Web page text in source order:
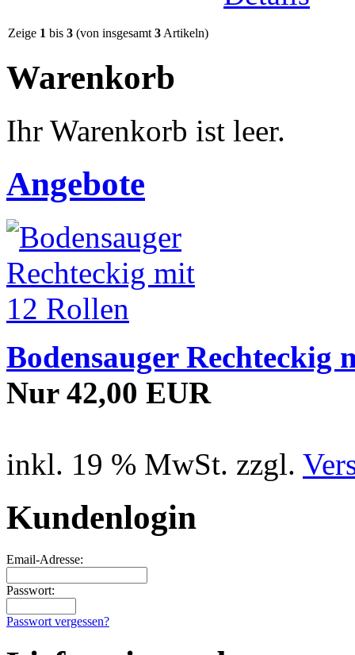
Zeige 1 bis 3 (von insgesamt 3 Artikeln)
Warenkorb
Ihr Warenkorb ist leer.
Angebote
Bodensauger Rechteckig
Nur 42,00 EUR
inkl. 19 % MwSt. zzgl.
Kundenlogin
Email-Adresse:
Passwort:
Passwort vergessen?